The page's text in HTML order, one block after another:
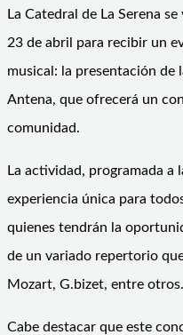
La Catedral de La Serena
23 de abril para recibir un
musical: la presentación de
Antena, que ofrecerá un
comunidad.
La actividad, programada a
experiencia única para
quienes tendrán la
de un variado repertorio
Mozart, G.bizet, entre otros.
Cabe destacar que este